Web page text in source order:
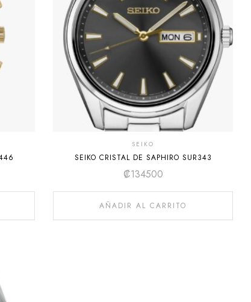
SEIKO
SEIKO CRISTAL DE SAPHIRO SUR343
₡134500
AÑADIR AL CARRITO